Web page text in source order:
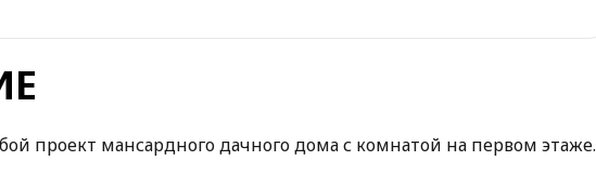
проект мансардного дачного дома с комнатой на первом этаже.